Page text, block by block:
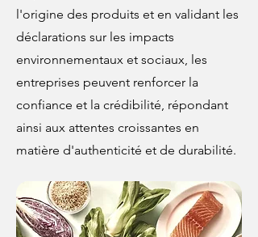
l'origine des produits et en validant les
déclarations sur les impacts
environnementaux et sociaux, les
entreprises peuvent renforcer la
confiance et la crédibilité, répondant
ainsi aux attentes croissantes en
matière d'authenticité et de durabilité.